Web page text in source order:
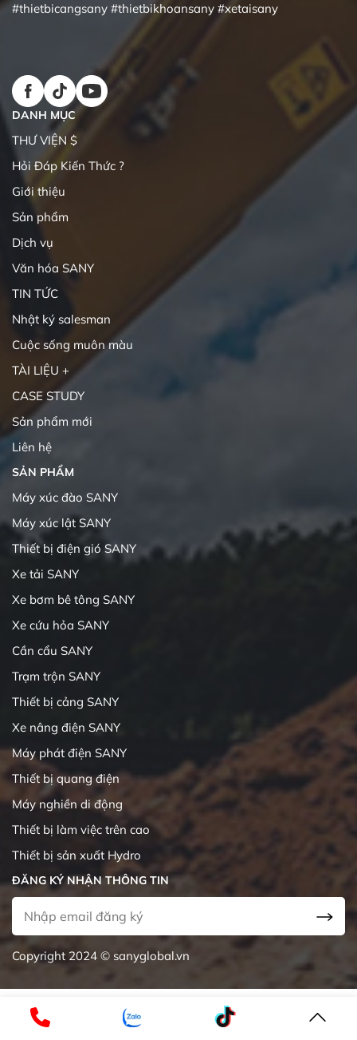
#thietbicangsany #thietbikhoansany #xetaisany
DANH MỤC
THƯ VIỆN $
Hỏi Đáp Kiến Thức ?
Giới thiệu
Sản phẩm
Dịch vụ
Văn hóa SANY
TIN TỨC
Nhật ký salesman
Cuộc sống muôn màu
TÀI LIỆU +
CASE STUDY
Sản phẩm mới
Liên hệ
SẢN PHẨM
Máy xúc đào SANY
Máy xúc lật SANY
Thiết bị điện gió SANY
Xe tải SANY
Xe bơm bê tông SANY
Xe cứu hỏa SANY
Cần cẩu SANY
Trạm trộn SANY
Thiết bị cảng SANY
Xe nâng điện SANY
Máy phát điện SANY
Thiết bị quang điện
Máy nghiền di động
Thiết bị làm việc trên cao
Thiết bị sản xuất Hydro
ĐĂNG KÝ NHẬN THÔNG TIN
Copyright 2024 © sanyglobal.vn